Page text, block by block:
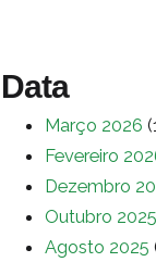
Data
Março 2026
Fevereiro
Dezembro
Outubro 2025
Agosto 2025